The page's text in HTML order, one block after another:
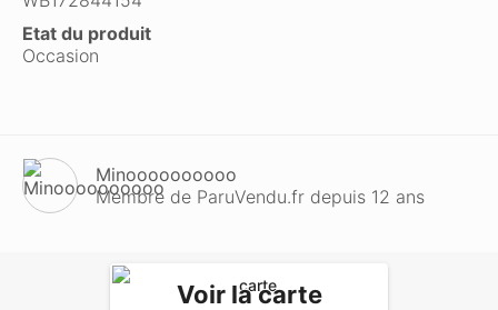
Etat du produit
Occasion
Minoooooooooo
Membre de ParuVendu.fr depuis 12 ans
Voir la carte